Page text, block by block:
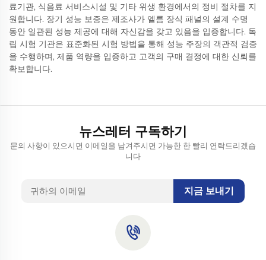
료기관, 식음료 서비스시설 및 기타 위생 환경에서의 정비 절차를 지
원합니다. 장기 성능 보증은 제조사가 엘름 장식 패널의 설계 수명
동안 일관된 성능 제공에 대해 자신감을 갖고 있음을 입증합니다. 독
립 시험 기관은 표준화된 시험 방법을 통해 성능 주장의 객관적 검증
을 수행하며, 제품 역량을 입증하고 고객의 구매 결정에 대한 신뢰를
확보합니다.
뉴스레터 구독하기
문의 사항이 있으시면 이메일을 남겨주시면 가능한 한 빨리 연락드리겠습
니다
지금 보내기